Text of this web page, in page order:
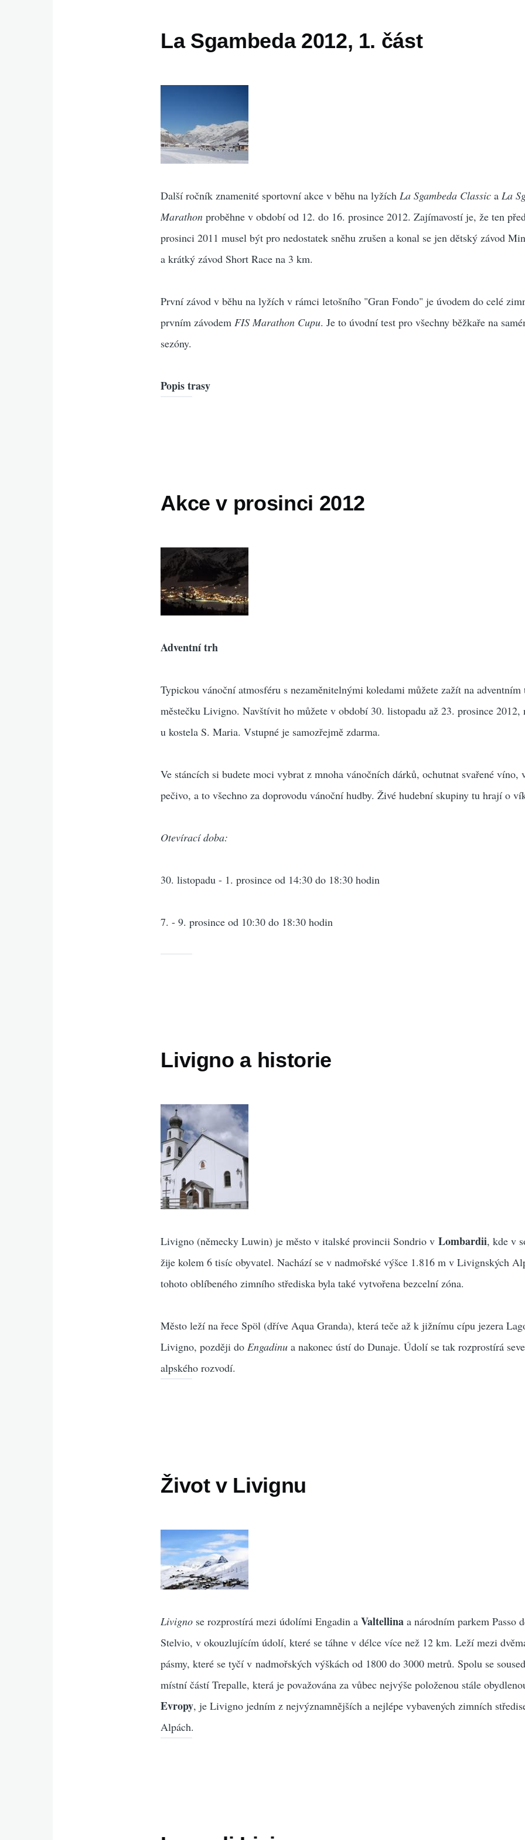
La Sgambeda 2012, 1. část
Další ročník znamenité sportovní akce v běhu na lyžích La Sgambeda Classic a La
Marathon proběhne v období od 12. do 16. prosince 2012. Zajímavostí je, že ten
prosinci 2011 musel být pro nedostatek sněhu zrušen a konal se jen dětský závod
a krátký závod Short Race na 3 km.
První závod v běhu na lyžích v rámci letošního "Gran Fondo" je úvodem do celé
prvním závodem FIS Marathon Cupu. Je to úvodní test pro všechny běžkaře na
sezóny.
Popis trasy
Akce v prosinci 2012
Adventní trh
Typickou vánoční atmosféru s nezaměnitelnými koledami můžete zažít na
městečku Livigno. Navštívit ho můžete v období 30. listopadu až 23. prosince 2012,
u kostela S. Maria. Vstupné je samozřejmě zdarma.
Ve stáncích si budete moci vybrat z mnoha vánočních dárků, ochutnat svařené víno,
pečivo, a to všechno za doprovodu vánoční hudby. Živé hudební skupiny tu hrají o
Otevírací doba:
30. listopadu - 1. prosince od 14:30 do 18:30 hodin
7. - 9. prosince od 10:30 do 18:30 hodin
Livigno a historie
Livigno (německy Luwin) je město v italské provincii Sondrio vLombardii, kde v
žije kolem 6 tisíc obyvatel. Nachází se v nadmořské výšce 1.816 m v Livignských
tohoto oblíbeného zimního střediska byla také vytvořena bezcelní zóna.
Město leží na řece Spöl (dříve Aqua Granda), která teče až k jižnímu cípu jezera
Livigno, později doEngadinu a nakonec ústí do Dunaje. Údolí se tak rozprostírá
alpského rozvodí.
Život v Livignu
Livigno se rozprostírá mezi údolími Engadin aValtellina a národním parkem Passo
Stelvio, v okouzlujícím údolí, které se táhne v délce více než 12 km. Leží mezi
pásmy, které se tyčí v nadmořských výškách od 1800 do 3000 metrů. Spolu se
místní částí Trepalle, která je považována za vůbec nejvýše položenou stále
Evropy, je Livigno jedním z nejvýznamnějších a nejlépe vybavených zimních
Alpách.